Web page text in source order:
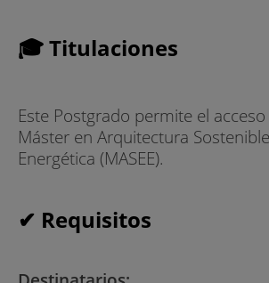
🎓 Titulaciones
Este Postgrado permite el
Máster en Arquitectura
Energética (MASEE).
✔ Requisitos